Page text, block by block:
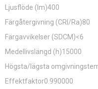
Ljusflöde (lm)400
Färgåtergivning (CRI/Ra)80
Färgavvikelser (SDCM)<6
Medellivslängd (h)15000
Högsta/lägsta
Effektfaktor0.990000